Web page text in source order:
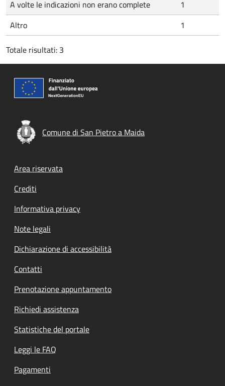
A volte le indicazioni non erano complete
1
Altro
1
Totale risultati: 3
Comune di San Pietro a Maida
Footer menu
Area riservata
Crediti
Informativa privacy
Note legali
Dichiarazione di accessibilità
Contatti
Prenotazione appuntamento
Richiedi assistenza
Statistiche del portale
Leggi le FAQ
Pagamenti